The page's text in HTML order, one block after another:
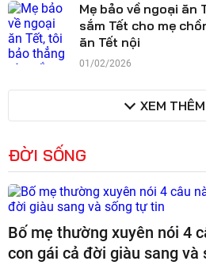
Mẹ bảo về ngoại ăn
sắm Tết cho mẹ
ăn Tết nội
01/02/2026
XEM
ĐỜI SỐNG
Bố mẹ thường xuyên nói 4
con gái cả đời giàu sang và